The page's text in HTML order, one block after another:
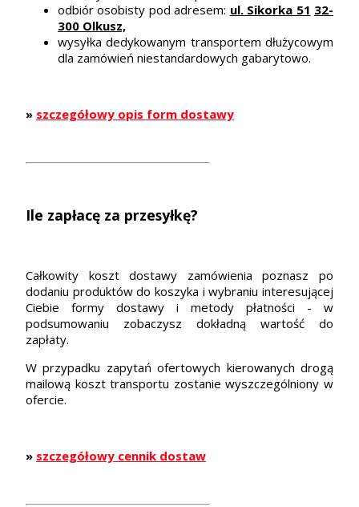
odbiór osobisty pod adresem: ul. Sikorka 51 32-
300 Olkusz,
wysyłka dedykowanym transportem dłużycowym
dla zamówień niestandardowych gabarytowo.
» szczegółowy opis form dostawy
Ile zapłacę za przesyłkę?
Całkowity koszt dostawy zamówienia poznasz po
dodaniu produktów do koszyka i wybraniu interesującej
Ciebie formy dostawy i metody płatności - w
podsumowaniu zobaczysz dokładną wartość do
zapłaty.
W przypadku zapytań ofertowych kierowanych drogą
mailową koszt transportu zostanie wyszczególniony w
ofercie.
» szczegółowy cennik dostaw